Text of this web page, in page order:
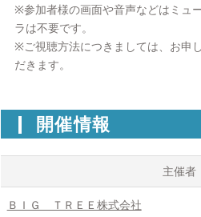
※参加者様の画面や音声などはミュ
ラは不要です。
※ご視聴方法につきましては、お申
だきます。
開催情報
主催者
ＢＩＧ ＴＲＥＥ株式会社